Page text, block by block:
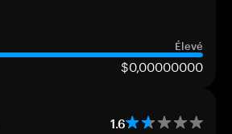
Élevé
$0,00000000
1.6